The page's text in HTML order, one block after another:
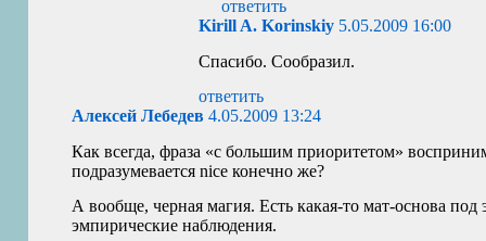
ответить
Kirill A. Korinskiy 5.05.2009 16:00
Спасибо. Сообразил.
ответить
Алексей Лебедев 4.05.2009 13:24
Как всегда, фраза «с большим приоритетом»
подразумевается nice конечно же?
А вообще, черная магия. Есть какая-то мат-основа
эмпирические наблюдения.